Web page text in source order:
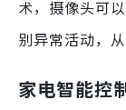
术，摄像头可
别异常活动，
家电智能控